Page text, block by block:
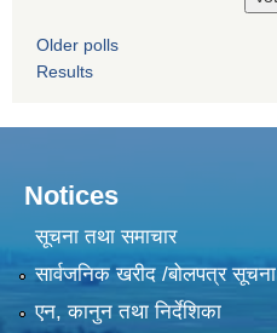
Older polls
Results
Notices
सूचना तथा समाचार
सार्वजनिक खरीद /बोलपत्र सूचना
एन, कानुन तथा निर्देशिका